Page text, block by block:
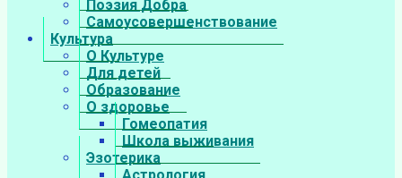
Поэзия Добра
Самоусовершенствование
Культура
О Культуре
Для детей
Образование
О здоровье
Гомеопатия
Школа выживания
Эзотерика